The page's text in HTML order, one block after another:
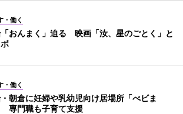
・働く
おんまく」迫る 映画「汝、星のごとく」と
・働く
朝倉に妊婦や乳幼児向け居場所「べビま
専門職も子育て支援